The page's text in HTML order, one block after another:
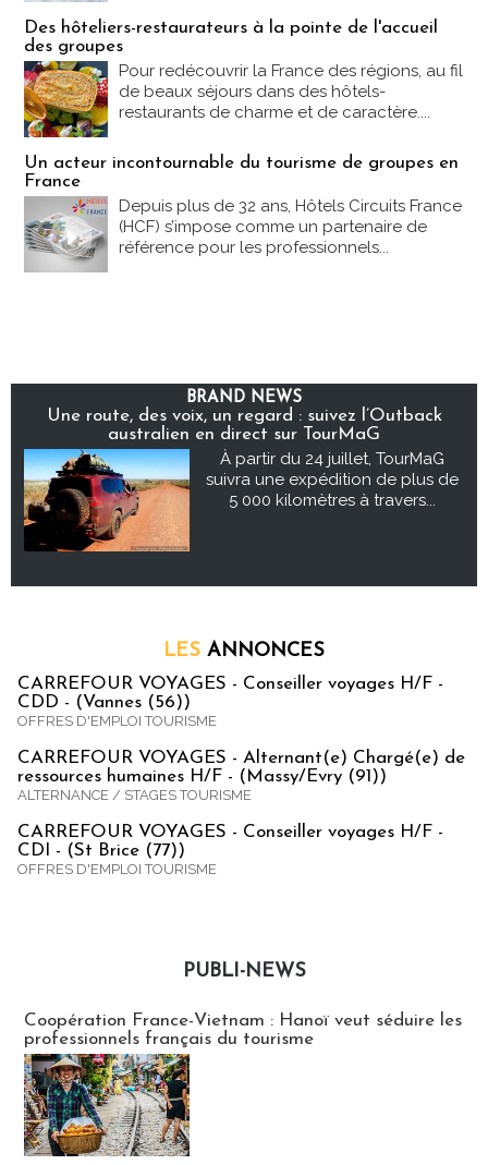
Des hôteliers-restaurateurs à la pointe de l'accueil
des groupes
Pour redécouvrir la France des régions, au fil
de beaux séjours dans des hôtels-
restaurants de charme et de caractère....
Un acteur incontournable du tourisme de groupes en
France
Depuis plus de 32 ans, Hôtels Circuits France
(HCF) s’impose comme un partenaire de
référence pour les professionnels...
BRAND NEWS
Une route, des voix, un regard : suivez l’Outback
australien en direct sur TourMaG
À partir du 24 juillet, TourMaG
suivra une expédition de plus de
5 000 kilomètres à travers...
LES ANNONCES
CARREFOUR VOYAGES - Conseiller voyages H/F -
CDD - (Vannes (56))
OFFRES D'EMPLOI TOURISME
CARREFOUR VOYAGES - Alternant(e) Chargé(e) de
ressources humaines H/F - (Massy/Evry (91))
ALTERNANCE / STAGES TOURISME
CARREFOUR VOYAGES - Conseiller voyages H/F -
CDI - (St Brice (77))
OFFRES D'EMPLOI TOURISME
PUBLI-NEWS
Coopération France-Vietnam : Hanoï veut séduire les
professionnels français du tourisme